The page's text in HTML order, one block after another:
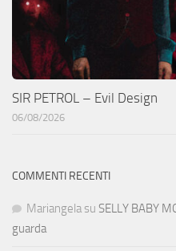
SIR PETROL – Evil Design
06/08/2026
COMMENTI RECENTI
Mariangela su SELLY BABY
guarda